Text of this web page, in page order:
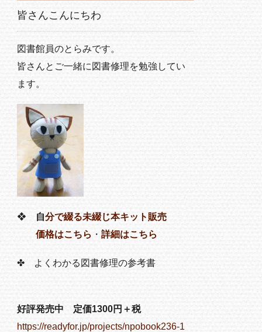
皆さんこんにちわ
図書館員のとらみです。
皆さんとご一緒に図書修理を勉強してい
ます。
❖ 自分で綴る未綴じ本キット販売
価格はこちら ・詳細はこちら
✤ よくわかる図書修理の参考書
好評発売中 定価1300円＋税
https://readyfor.jp/projects/npobook236-1